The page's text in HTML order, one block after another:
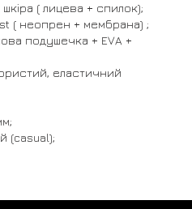
( лицева + спилок);
( неопрен + мембрана) ;
подушечка + EVA +
еластичний
(casual);